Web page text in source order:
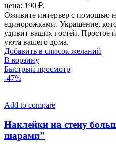
цена: 190 ₽.
Оживите интерьер с помощью
единорожками. Украшение,
удивит ваших гостей. Простое
уюта вашего дома.
Добавить в список желаний
В корзину
Быстрый просмотр
-47%
Add to compare
Наклейки на стену
шарами”